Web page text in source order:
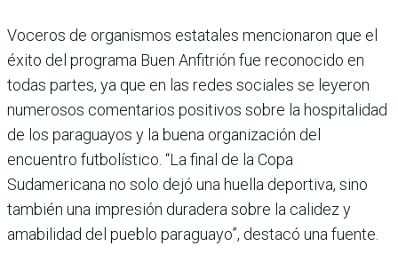
Voceros de organismos estatales mencio­naron que el
éxito del programa Buen Anfi­trión fue reconocido en
todas partes, ya que en las redes sociales se leyeron
numerosos comentarios positivos sobre la hospitalidad
de los paraguayos y la buena organización del
encuentro futbolístico. “La final de la Copa
Sudamericana no solo dejó una hue­lla deportiva, sino
también una impresión duradera sobre la calidez y
amabilidad del pueblo paraguayo”, destacó una fuente.